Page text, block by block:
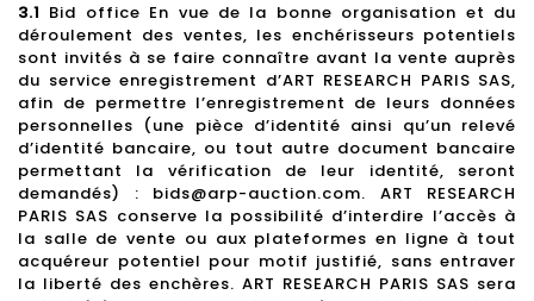
3.1 Bid office En vue de la bonne organisation et du
déroulement des ventes, les enchérisseurs potentiels
sont invités à se faire connaître avant la vente auprès
du service enregistrement d’ART RESEARCH PARIS SAS,
afin de permettre l’enregistrement de leurs données
personnelles (une pièce d’identité ainsi qu’un relevé
d’identité bancaire, ou tout autre document bancaire
permettant la vérification de leur identité, seront
demandés) : bids@arp-auction.com. ART RESEARCH
PARIS SAS conserve la possibilité d’interdire l’accès à
la salle de vente ou aux plateformes en ligne à tout
acquéreur potentiel pour motif justifié, sans entraver
la liberté des enchères. ART RESEARCH PARIS SAS sera